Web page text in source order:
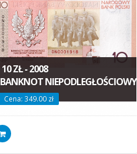
10 ZŁ - 2008
BANKNOT NIEPODLEGŁOŚCIOWY
Cena: 349.00 zł